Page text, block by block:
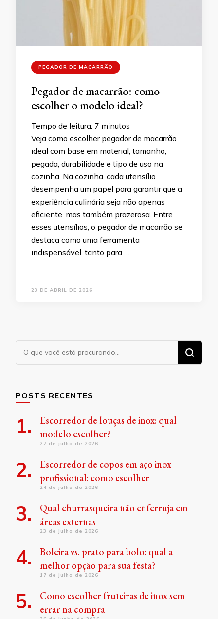
PEGADOR DE MACARRÃO
Pegador de macarrão: como
escolher o modelo ideal?
Tempo de leitura: 7 minutos
Veja como escolher pegador de macarrão
ideal com base em material, tamanho,
pegada, durabilidade e tipo de uso na
cozinha. Na cozinha, cada utensílio
desempenha um papel para garantir que a
experiência culinária seja não apenas
eficiente, mas também prazerosa. Entre
esses utensílios, o pegador de macarrão se
destaca como uma ferramenta
indispensável, tanto para …
23 DE ABRIL DE 2026
Procurando
algo?
POSTS RECENTES
Escorredor de louças de inox: qual
modelo escolher?
27 de julho de 2026
Escorredor de copos em aço inox
profissional: como escolher
24 de julho de 2026
Qual churrasqueira não enferruja em
áreas externas
23 de julho de 2026
Boleira vs. prato para bolo: qual a
melhor opção para sua festa?
17 de julho de 2026
Como escolher fruteiras de inox sem
errar na compra